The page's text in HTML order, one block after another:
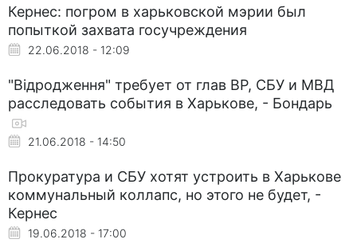
Кернес: погром в харьковской мэрии был
попыткой захвата госучреждения
22.06.2018 - 12:09
"Відродження" требует от глав ВР, СБУ и МВД
расследовать события в Харькове, - Бондарь
21.06.2018 - 14:50
Прокуратура и СБУ хотят устроить в Харькове
коммунальный коллапс, но этого не будет, -
Кернес
19.06.2018 - 17:00